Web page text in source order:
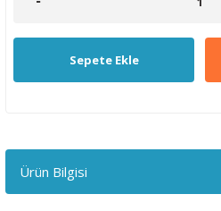
Sepete Ekle
Ürün Bilgisi